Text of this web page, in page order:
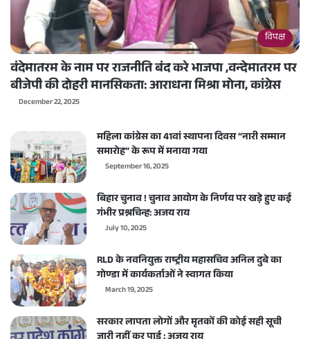
विपक्ष
वंदेमातरम के नाम पर राजनीति बंद करे भाजपा ,वन्देमातरम पर
बीजेपी की दोहरी मानसिकता: आराधना मिश्रा मोना, कांग्रेस
December 22, 2025
महिला कांग्रेस का 41वां स्थापना दिवस “नारी सम्मान
समारोह” के रूप में मनाया गया
September 16, 2025
बिहार चुनाव ! चुनाव आयोग के निर्णय पर खड़े हुए कई
गंभीर प्रश्नचिन्ह: अजय राय
July 10, 2025
RLD के नवनियुक्त राष्ट्रीय महासचिव अनिल दुबे का
गोण्डा में कार्यकर्ताओं ने स्वागत किया
March 19, 2025
सरकार लापता लोगों और मृतकों की कोई सही सूची